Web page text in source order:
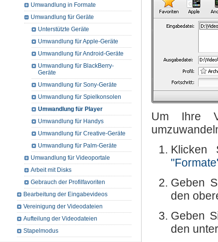
Um Ihre
Geben
den
Geben
den
Umwandlung in Formate
Umwandlung für Geräte
Unterstützte Geräte
Umwandlung für Apple-Geräte
Umwandlung für Android-Geräte
Umwandlung für BlackBerry-
Geräte
Umwandlung für Sony-Geräte
Umwandlung für Spielkonsolen
Umwandlung für Player
Umwandlung für Handys
Umwandlung für Creative-Geräte
Umwandlung für Palm-Geräte
Umwandlung für Videoportale
Arbeit mit Disks
Gebrauch der Profilfavoriten
Bearbeitung der Eingabevideos
Vereinigung der Videodateien
Aufteilung der Videodateien
Stapelmodus